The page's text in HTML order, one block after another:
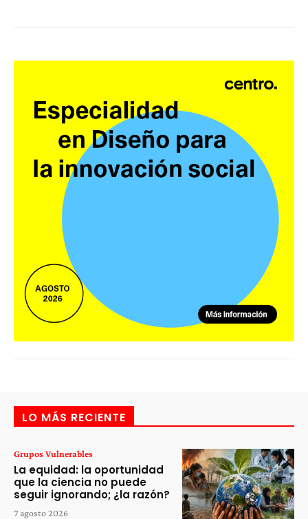
LO MÁS RECIENTE
Grupos Vulnerables
La equidad: la oportunidad
que la ciencia no puede
seguir ignorando; ¿la razón?
7 agosto 2026